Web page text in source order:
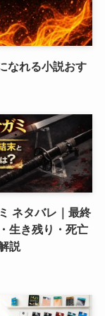
なれる小説おす
ネタバレ｜最終
生き残り・死亡
説